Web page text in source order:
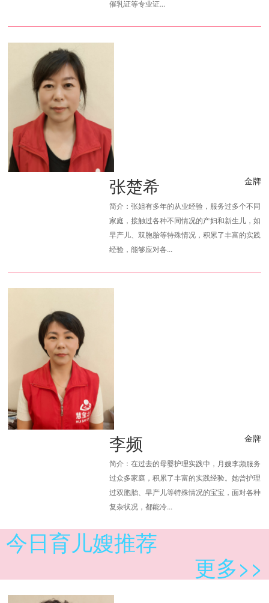
催乳证等专业证...
张楚希 金牌
简介：张姐有多年的从业经验，服务过多个不同
家庭，接触过各种不同情况的产妇和新生儿，如
早产儿、双胞胎等特殊情况，积累了丰富的实践
经验，能够应对各...
李频 金牌
简介：在过去的母婴护理实践中，月嫂李频服务
过众多家庭，积累了丰富的实践经验。她曾护理
过双胞胎、早产儿等特殊情况的宝宝，面对各种
复杂状况，都能冷...
今日育儿嫂推荐
更多>>